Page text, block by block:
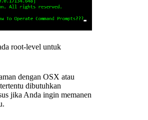
root-level untuk
dengan OSX atau
dibutuhkan
jika Anda ingin memanen